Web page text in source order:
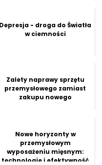
Depresja - droga do Światła
w ciemności
Zalety naprawy sprzętu
przemysłowego zamiast
zakupu nowego
Nowe horyzonty w
przemysłowym
wyposażeniu mięsnym:
technologie i efektywność